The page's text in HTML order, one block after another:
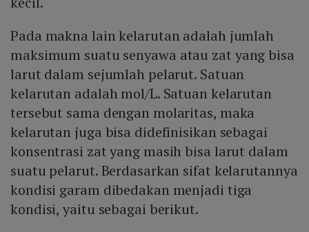
Pada makna lain kelarutan adalah jumlah
maksimum suatu senyawa atau zat yang bisa
larut dalam sejumlah pelarut. Satuan
kelarutan adalah mol/L. Satuan kelarutan
tersebut sama dengan molaritas, maka
kelarutan juga bisa didefinisikan sebagai
konsentrasi zat yang masih bisa larut dalam
suatu pelarut. Berdasarkan sifat kelarutannya
kondisi garam dibedakan menjadi tiga
kondisi, yaitu sebagai berikut.